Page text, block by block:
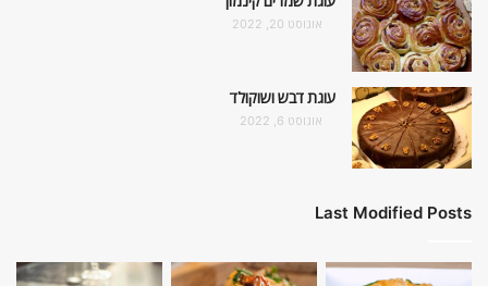
אוגוסט 20, 2022
עוגת דבש ושוקולד
אוגוסט 6, 2022
Last Modified Posts